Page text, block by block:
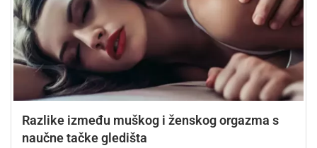
Razlike između muškog i ženskog orgazma s
naučne tačke gledišta